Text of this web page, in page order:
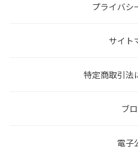
プライバシ
サイト
特定商取引法
ブ
電子